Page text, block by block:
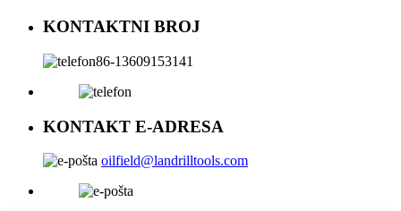
KONTAKTNI BROJ
86-13609153141
KONTAKT E-ADRESA
oilfield@landrilltools.com